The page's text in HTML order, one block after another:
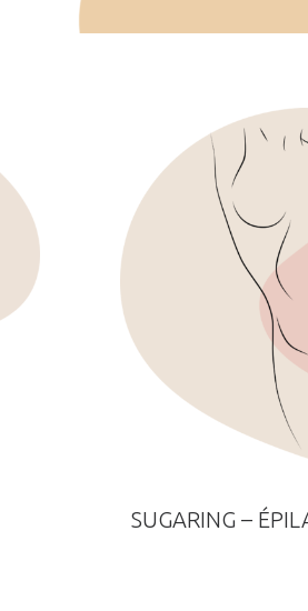
SUGARING –